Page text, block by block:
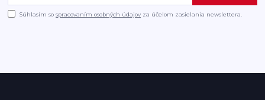
Súhlasím sospracovaním osobných údajov za účelom zasielania newslettera.